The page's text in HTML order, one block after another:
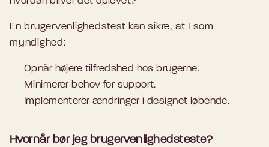
En brugervenlighedstest kan sikre, at I som
myndighed:
Opnår højere tilfredshed hos brugerne.
Minimerer behov for support.
Implementerer ændringer i designet løbende.
Hvornår bør jeg brugervenlighedsteste?